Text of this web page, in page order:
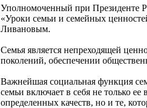
Уполномоченный при Президенте
«Уроки семьи и семейных
Ливановым.
Семья является непреходящей
поколений, обеспечении
Важнейшая социальная функция
семьи включает в себя не только
определенных качеств, но и те,